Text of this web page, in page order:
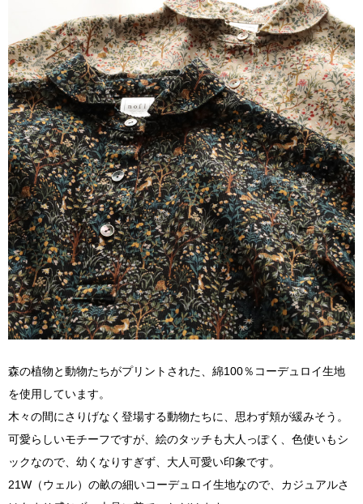
森の植物と動物たちがプリントされた、綿100％コーデュロイ生地
を使用しています。
木々の間にさりげなく登場する動物たちに、思わず頬が緩みそう。
可愛らしいモチーフですが、絵のタッチも大人っぽく、色使いもシ
ックなので、幼くなりすぎず、大人可愛い印象です。
21W（ウェル）の畝の細いコーデュロイ生地なので、カジュアルさ